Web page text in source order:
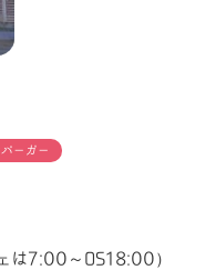
ーガー
7:00～OS18:00）